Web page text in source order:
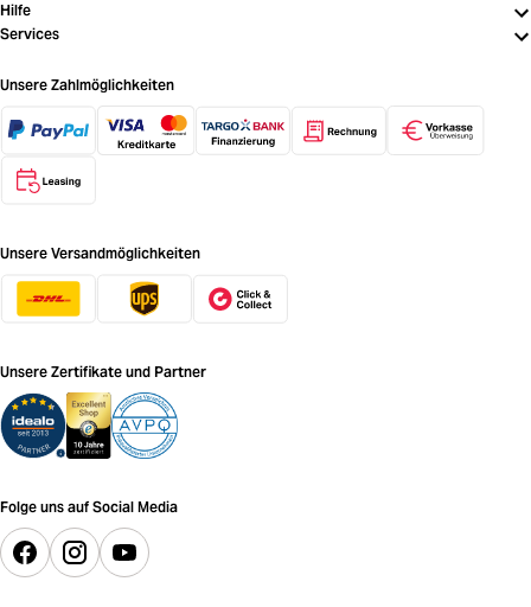
Hilfe
Services
Unsere Zahlmöglichkeiten
Unsere Versandmöglichkeiten
Unsere Zertifikate und Partner
Folge uns auf Social Media